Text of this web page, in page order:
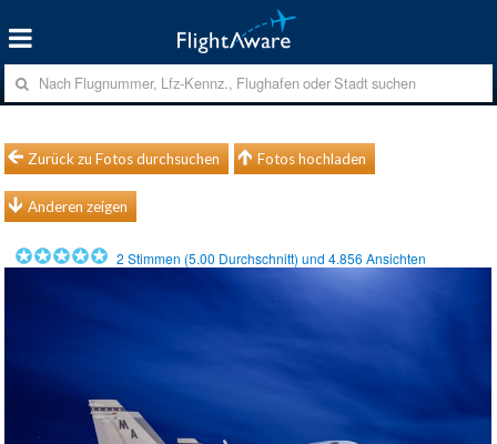
Zurück zu Fotos durchsuchen Fotos hochladen
Anderen zeigen
2 Stimmen (5.00 Durchschnitt) und4.856 Ansichten